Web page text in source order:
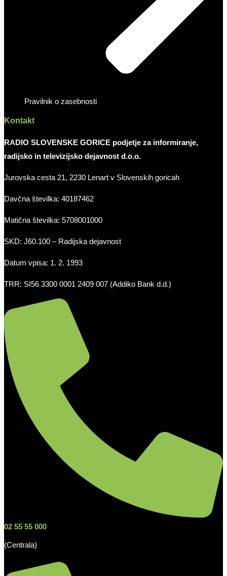
Pravilnik o zasebnosti
Kontakt
RADIO SLOVENSKE GORICE podjetje za informiranje,
radijsko in televizijsko dejavnost d.o.o.
Jurovska cesta 21, 2230 Lenart v Slovenskih goricah
Davčna številka: 40187462
Matična številka: 5708001000
SKD: J60.100 – Radijska dejavnost
Datum vpisa: 1. 2. 1993
TRR: SI56 3300 0001 2409 007 (Addiko Bank d.d.)
02 55 55 000
(Centrala)